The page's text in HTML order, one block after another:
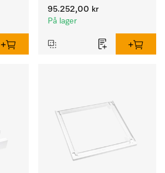
instrumentkapasitet.
95.252,00 kr
På lager